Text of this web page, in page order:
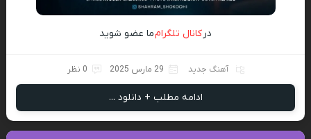
درکانال تلگرامما عضو شوید
آهنگ جدید 29 مارس 2025 0 نظر
ادامه مطلب + دانلود ...